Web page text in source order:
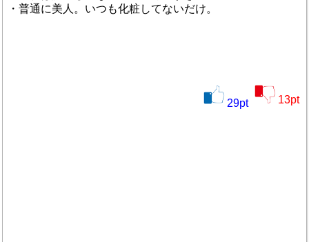
・普通に美人。いつも化粧してないだけ。
29pt 13pt